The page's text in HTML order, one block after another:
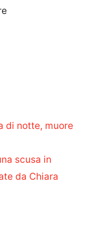
di notte, muore
scusa in
da Chiara